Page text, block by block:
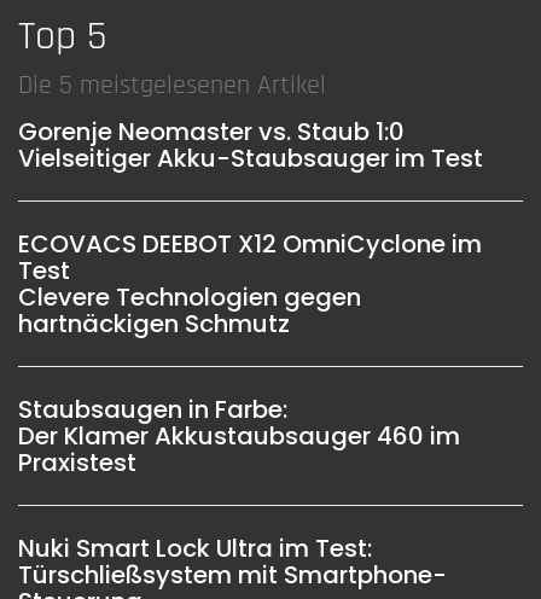
Top 5
Die 5 meistgelesenen Artikel
Gorenje Neomaster vs. Staub 1:0
Vielseitiger Akku-Staubsauger im Test
ECOVACS DEEBOT X12 OmniCyclone im
Test
Clevere Technologien gegen
hartnäckigen Schmutz
Staubsaugen in Farbe:
Der Klamer Akkustaubsauger 460 im
Praxistest
Nuki Smart Lock Ultra im Test:
Türschließsystem mit Smartphone-